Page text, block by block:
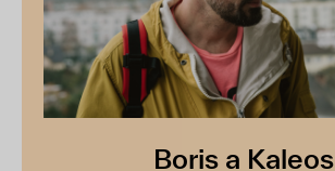
Boris a Kaleos